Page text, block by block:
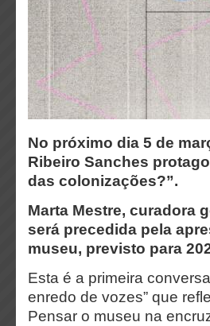
No próximo dia 5 de
Ribeiro Sanches
das colonizações?”.
Marta Mestre, curadora
será precedida pela
museu, previsto para
Esta é a primeira
enredo de vozes” que
Pensar o museu na